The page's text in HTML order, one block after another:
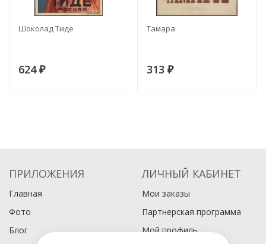
Шоколад Тиде
624 ₽
Тамара
313 ₽
ПРИЛОЖЕНИЯ
Главная
Фото
Блог
ЛИЧНЫЙ КАБИНЕТ
Мои заказы
Партнерская программа
Мой профиль